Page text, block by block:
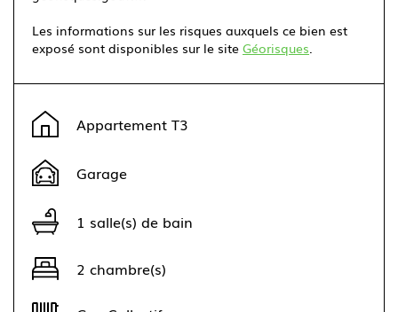
Les informations sur les risques auxquels ce bien est
exposé sont disponibles sur le site Géorisques.
+
−
Appartement T3
Garage
1 salle(s) de bain
2 chambre(s)